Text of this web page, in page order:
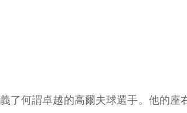
了何謂卓越的高爾夫球選手。他的座